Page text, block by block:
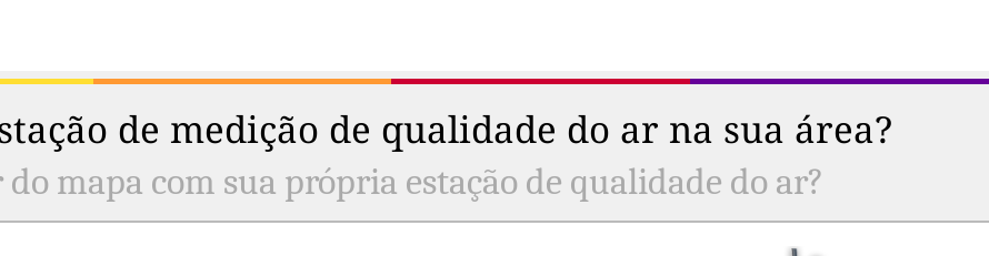
de medição de qualidade do ar na sua área?
mapa com sua própria estação de qualidade do ar?